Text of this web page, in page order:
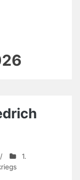
/
1.